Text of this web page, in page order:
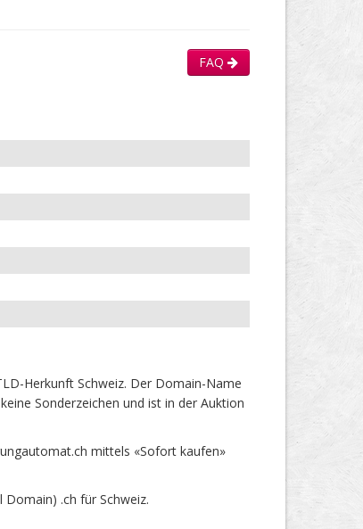
FAQ
Herkunft Schweiz. Der Domain-Name
Sonderzeichen und ist in der Auktion
mittels «Sofort kaufen»
.ch für Schweiz.